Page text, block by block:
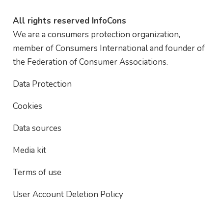
All rights reserved InfoCons
We are a consumers protection organization,
member of Consumers International and founder of
the Federation of Consumer Associations.
Data Protection
Cookies
Data sources
Media kit
Terms of use
User Account Deletion Policy